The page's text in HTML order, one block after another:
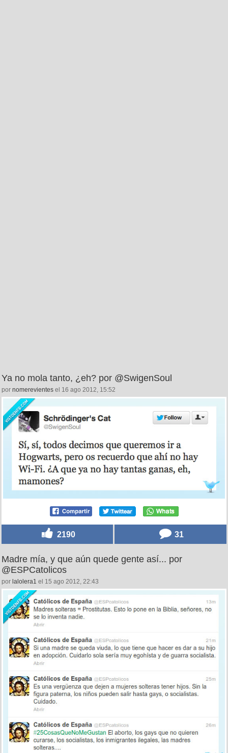
Ya no mola tanto, ¿eh? por @SwigenSoul
por nomerevientes el 16 ago 2012, 15:52
2190 31
Madre mía, y que aún quede gente así... por
@ESPCatolicos
por lalolera1 el 15 ago 2012, 22:43